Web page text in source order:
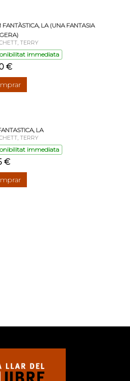
FANTÀSTICA, LA (UNA FANTASIA
TERRY
immediata
€
LA
TERRY
immediata
€